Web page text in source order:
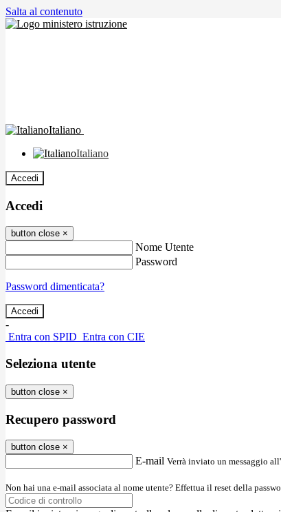
Salta al contenuto
Italiano
Italiano
Accedi
Accedi
button close ×
Nome Utente
Password
Password dimenticata?
-
Entra con SPID Entra con CIE
Seleziona utente
button close ×
Recupero password
button close ×
E-mail Verrà inviato un messaggio
Non hai una e-mail associata al nome utente? Effettua il reset della